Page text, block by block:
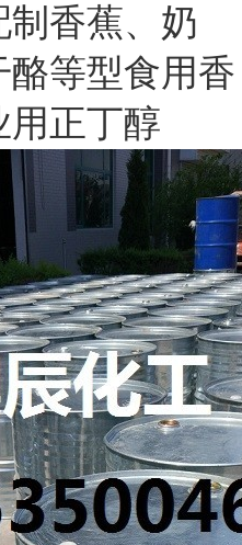
香蕉、奶
等型食用香
用正丁醇